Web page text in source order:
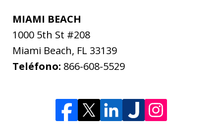
MIAMI BEACH
1000 5th St #208
Miami Beach, FL 33139
Teléfono: 866-608-5529